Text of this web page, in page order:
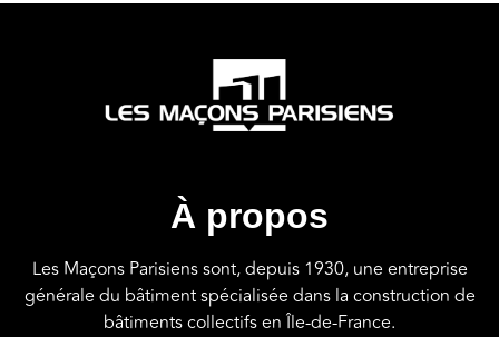
À propos
Les Maçons Parisiens sont, depuis 1930, une entreprise
générale du bâtiment spécialisée dans la construction de
bâtiments collectifs en Île-de-France.